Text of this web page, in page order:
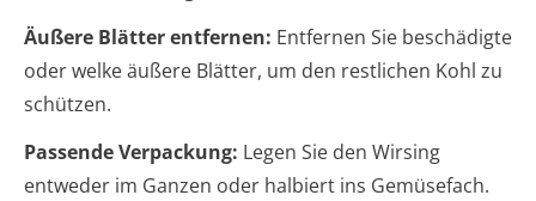
Äußere Blätter entfernen: Entfernen Sie beschädigte
oder welke äußere Blätter, um den restlichen Kohl zu
schützen.
Passende Verpackung: Legen Sie den Wirsing
entweder im Ganzen oder halbiert ins Gemüsefach.